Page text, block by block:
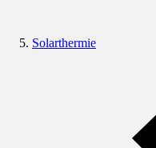
Solarthermie